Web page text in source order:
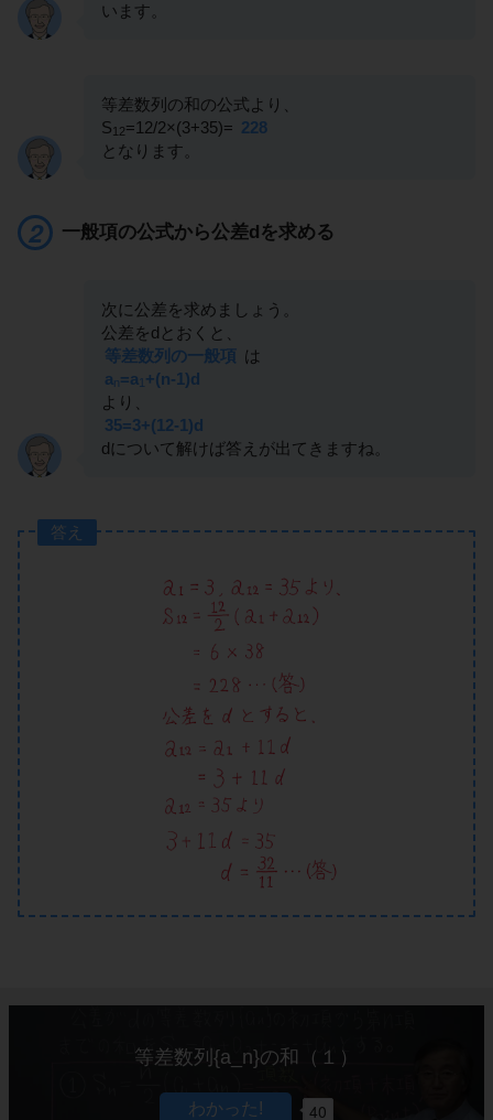
います。
等差数列の和の公式より、
S12=12/2×(3+35)= 228
となります。
一般項の公式から公差dを求める
次に公差を求めましょう。
公差をdとおくと、
等差数列の一般項 は
an=a +(n-1)d
より、
35=3+(12-1)d
dについて解けば答えが出てきますね。
答え
等差数列{a_n}の和（１）
40